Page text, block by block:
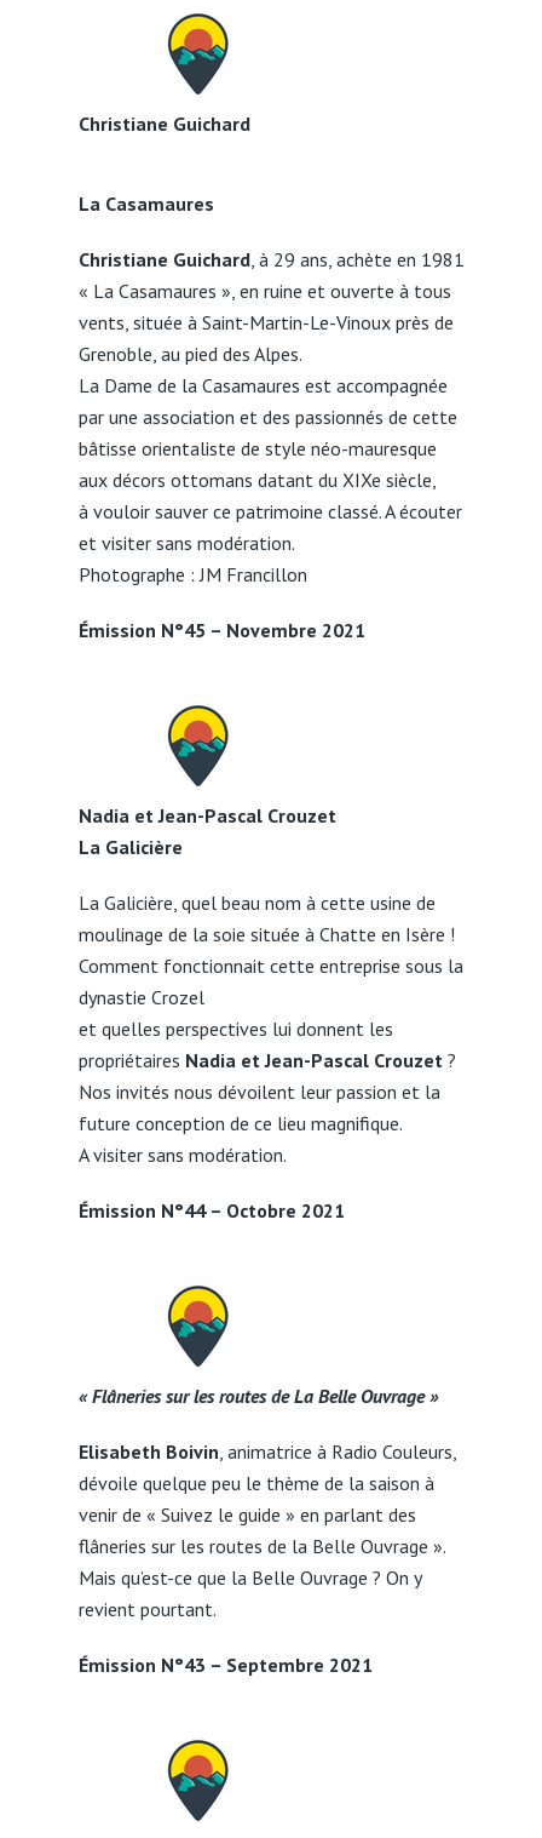
Christiane Guichard
La Casamaures
Christiane Guichard, à 29 ans, achète en 1981
« La Casamaures », en ruine et ouverte à tous
vents, située à Saint-Martin-Le-Vinoux près de
Grenoble, au pied des Alpes.
La Dame de la Casamaures est accompagnée
par une association et des passionnés de cette
bâtisse orientaliste de style néo-mauresque
aux décors ottomans datant du XIXe siècle,
à vouloir sauver ce patrimoine classé. A écouter
et visiter sans modération.
Photographe : JM Francillon
Émission N°45 – Novembre 2021
Nadia et Jean-Pascal Crouzet
La Galicière
La Galicière, quel beau nom à cette usine de
moulinage de la soie située à Chatte en Isère !
Comment fonctionnait cette entreprise sous la
dynastie Crozel
et quelles perspectives lui donnent les
propriétaires Nadia et Jean-Pascal Crouzet ?
Nos invités nous dévoilent leur passion et la
future conception de ce lieu magnifique.
A visiter sans modération.
Émission N°44 – Octobre 2021
« Flâneries sur les routes de La Belle Ouvrage »
Elisabeth Boivin , animatrice à Radio Couleurs,
dévoile quelque peu le thème de la saison à
venir de « Suivez le guide » en parlant des
flâneries sur les routes de la Belle Ouvrage ».
Mais qu’est-ce que la Belle Ouvrage ? On y
revient pourtant.
Émission N°43 – Septembre 2021